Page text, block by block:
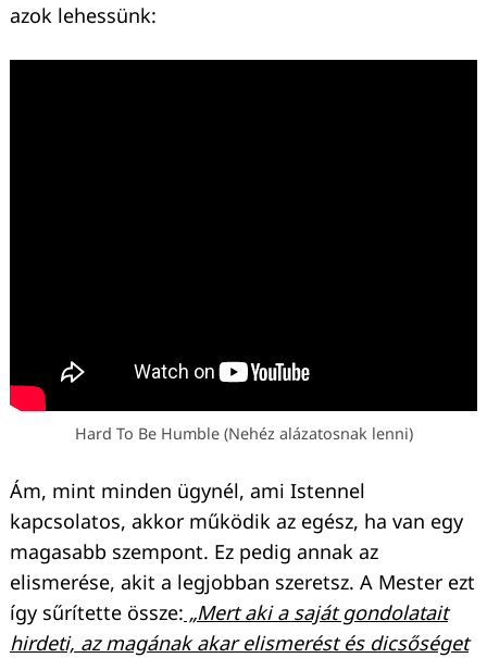
azok lehessünk:
Hard To Be Humble (Nehéz alázatosnak lenni)
Ám, mint minden ügynél, ami Istennel
kapcsolatos, akkor működik az egész, ha van egy
magasabb szempont. Ez pedig annak az
elismerése, akit a legjobban szeretsz. A Mester ezt
így sűrítette össze: „Mert aki a saját gondolatait
hirdeti, az magának akar elismerést és dicsőséget